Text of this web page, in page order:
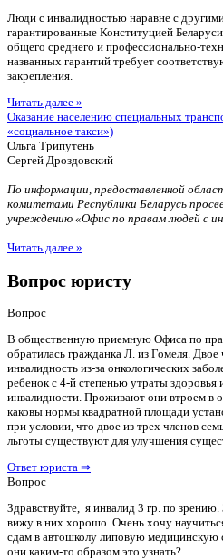
Люди с инвалидностью наравне с
гарантированные Конституцией
общего среднего и профессионально-
названных гарантий требует
закрепления.
Читать далее »
Оказание населению специальных
«социальное такси»)
Ольга Трипутень
Сергей Дроздовский
По информации, предоставленной
комитетами Республики Беларусь
учреждению «Офис по правам людей с
Читать далее »
Вопрос юристу
Вопрос
В общественную приемную Офиса по
обратилась гражданка Л. из Гомеля.
инвалидность из-за онкологических
ребенок с 4-й степенью утраты
инвалидности. Проживают они втроем в
каковы нормы квадратной площади
при условии, что двое из трех членов
льготы существуют для улучшения
Ответ юриста ⇒
Вопрос
Здравствуйте, я инвалид 3 гр. по
вижу в них хорошо. Очень хочу
сдам в автошколу липовую медицинскую
они каким-то образом это узнать?